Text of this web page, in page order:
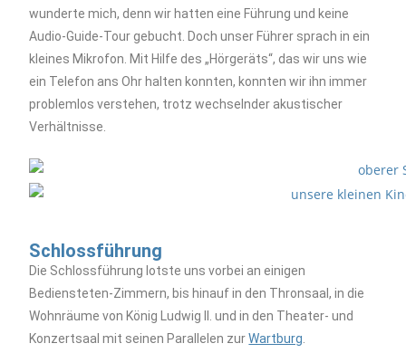
wunderte mich, denn wir hatten eine Führung und keine
Audio-Guide-Tour gebucht. Doch unser Führer sprach in ein
kleines Mikrofon. Mit Hilfe des „Hörgeräts“, das wir uns wie
ein Telefon ans Ohr halten konnten, konnten wir ihn immer
problemlos verstehen, trotz wechselnder akustischer
Verhältnisse.
Schlossführung
Die Schlossführung lotste uns vorbei an einigen
Bediensteten-Zimmern, bis hinauf in den Thronsaal, in die
Wohnräume von König Ludwig II. und in den Theater- und
Konzertsaal mit seinen Parallelen zurWartburg